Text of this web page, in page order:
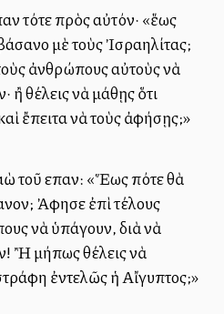
τότε πρὸς αὐτόν· «ἕως
μὲ τοὺς Ἰσραηλίτας;
ἀνθρώπους αὐτοὺς νὰ
ἢ θέλεις νὰ μάθῃς ὅτι
ἔπειτα νὰ τοὺς ἀφήσῃς;»
τοῦ εἶπαν: «Ἕως πότε θὰ
Ἀφησε ἐπὶ τέλους
νὰ ὑπάγουν, διὰ νὰ
Ἢ μήπως θέλεις νὰ
ἐντελῶς ἡ Αἴγυπτος;»